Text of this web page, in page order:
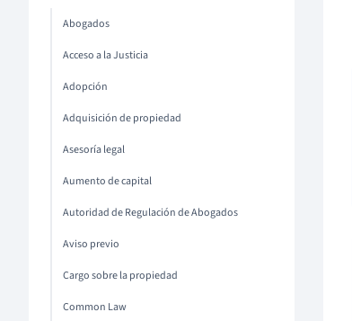
Abogados
Acceso a la Justicia
Adopción
Adquisición de propiedad
Asesoría legal
Aumento de capital
Autoridad de Regulación de Abogados
Aviso previo
Cargo sobre la propiedad
Common Law